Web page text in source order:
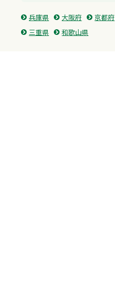
兵庫県 大阪府 京都府
三重県
和歌山県